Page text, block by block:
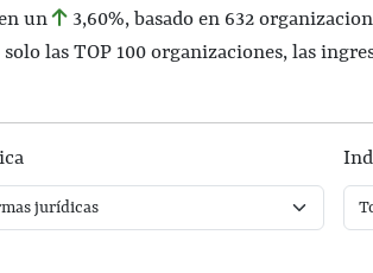
un 3,60%, basado en 632
las TOP 100 organizaciones, las